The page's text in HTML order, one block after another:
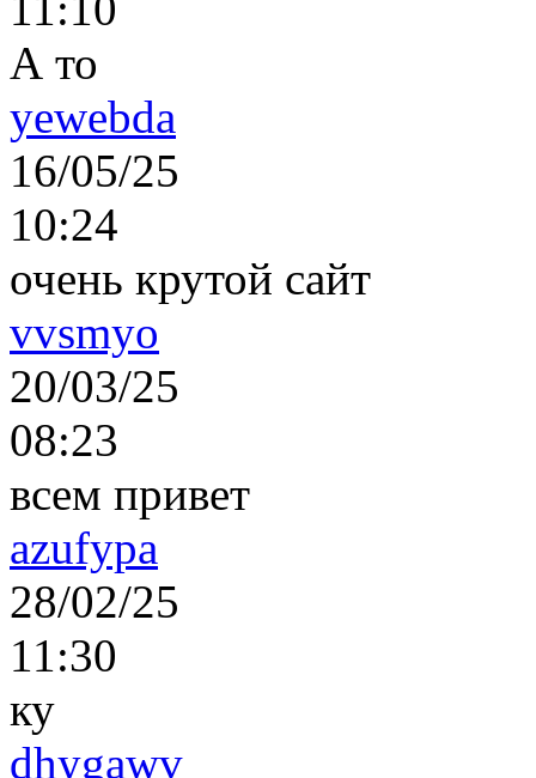
А то
yewebda
16/05/25
10:24
очень крутой сайт
vvsmyo
20/03/25
08:23
всем привет
azufypa
28/02/25
11:30
ку
dhygawv